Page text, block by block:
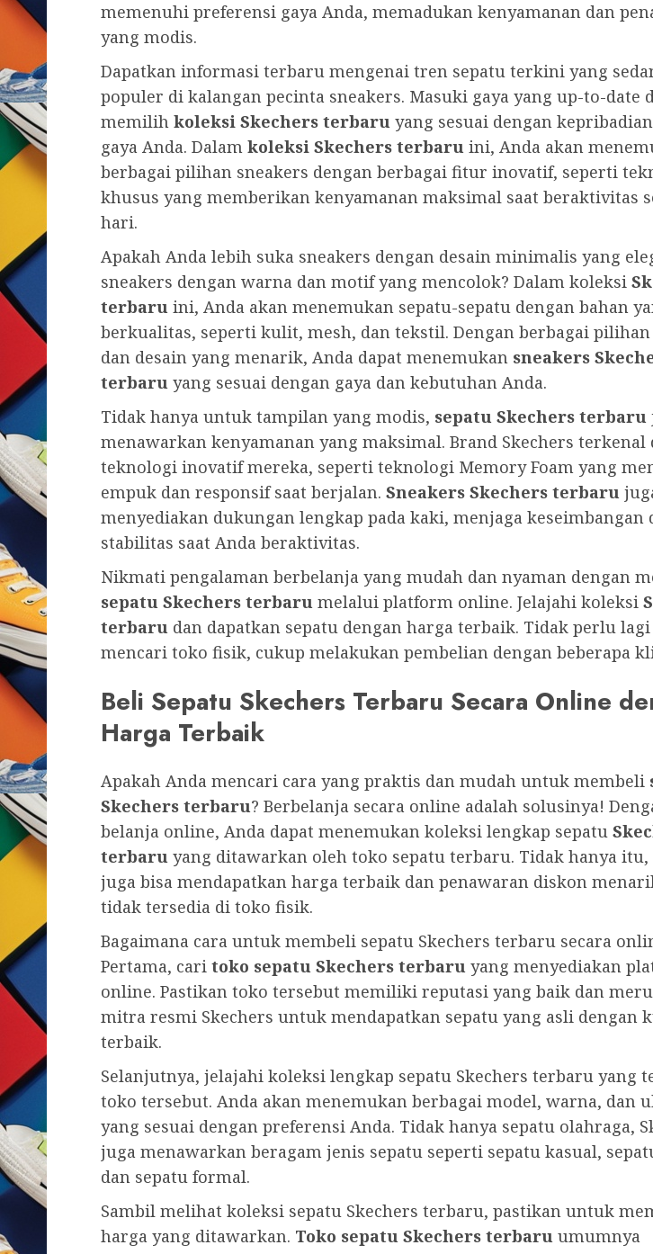
memenuhi preferensi gaya Anda, memadukan kenyamanan dan
yang modis.
Dapatkan informasi terbaru mengenai tren sepatu terkini yang
populer di kalangan pecinta sneakers. Masuki gaya yang up-to-date
memilih koleksi Skechers terbaru yang sesuai dengan
gaya Anda. Dalam koleksi Skechers terbaru ini, Anda akan
berbagai pilihan sneakers dengan berbagai fitur inovatif, seperti
khusus yang memberikan kenyamanan maksimal saat beraktivitas
hari.
Apakah Anda lebih suka sneakers dengan desain minimalis yang
sneakers dengan warna dan motif yang mencolok? Dalam koleksi
terbaru ini, Anda akan menemukan sepatu-sepatu dengan bahan
berkualitas, seperti kulit, mesh, dan tekstil. Dengan berbagai
dan desain yang menarik, Anda dapat menemukan sneakers
terbaru yang sesuai dengan gaya dan kebutuhan Anda.
Tidak hanya untuk tampilan yang modis, sepatu Skechers terbaru
menawarkan kenyamanan yang maksimal. Brand Skechers terkenal
teknologi inovatif mereka, seperti teknologi Memory Foam yang
empuk dan responsif saat berjalan. Sneakers Skechers terbaru
menyediakan dukungan lengkap pada kaki, menjaga keseimbangan
stabilitas saat Anda beraktivitas.
Nikmati pengalaman berbelanja yang mudah dan nyaman dengan
sepatu Skechers terbaru melalui platform online. Jelajahi koleksi
terbaru dan dapatkan sepatu dengan harga terbaik. Tidak perlu
mencari toko fisik, cukup melakukan pembelian dengan beberapa
Beli Sepatu Skechers Terbaru Secara Online
Harga Terbaik
Apakah Anda mencari cara yang praktis dan mudah untuk membeli
Skechers terbaru? Berbelanja secara online adalah solusinya!
belanja online, Anda dapat menemukan koleksi lengkap sepatu
terbaru yang ditawarkan oleh toko sepatu terbaru. Tidak hanya itu,
juga bisa mendapatkan harga terbaik dan penawaran diskon
tidak tersedia di toko fisik.
Bagaimana cara untuk membeli sepatu Skechers terbaru secara
Pertama, cari toko sepatu Skechers terbaru yang menyediakan
online. Pastikan toko tersebut memiliki reputasi yang baik dan
mitra resmi Skechers untuk mendapatkan sepatu yang asli dengan
terbaik.
Selanjutnya, jelajahi koleksi lengkap sepatu Skechers terbaru yang
toko tersebut. Anda akan menemukan berbagai model, warna, dan
yang sesuai dengan preferensi Anda. Tidak hanya sepatu olahraga,
juga menawarkan beragam jenis sepatu seperti sepatu kasual,
dan sepatu formal.
Sambil melihat koleksi sepatu Skechers terbaru, pastikan untuk
harga yang ditawarkan. Toko sepatu Skechers terbaru umumnya